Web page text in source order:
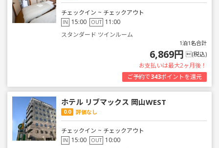
チェックイン ~ チェックアウト
IN 15:00 OUT 11:00
スタンダード ツインルーム
1泊1名合計
6,869円 (税込)
お支払いは最大2ヶ月後！
ご予約で343ポイントを還元
ホテル リブマックス 岡山WEST
0.0 評価なし
チェックイン ~ チェックアウト
IN 15:00 OUT 10:00